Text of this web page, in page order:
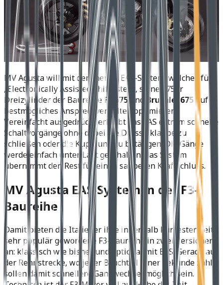
MV Agusta will mit dem neuen EAS-System, welches für
„Electronically Assisted Shift“ steht, seine 675er
Dreizylinder der Baureihe F3 675und Brutale 675auf
bestmögliches Ansprechverhalten optimieren.
Vereinfacht ausgedrückt erlaubt das EAS extrem schnelle
Schaltvorgänge ohne dabei die Drosselklappe zu
schließen oder die Kupplung zu betätigen. Die Gänge
werde einfach unter Last geschalten, das System
übernimmt den Rest für einen sauberen Kraftschluss.
MV Agusta EAS-System in der F3-
Baureihe
Damit bieten die Italiener ihre innerhalb kürzester Zeit
sehr populär gewordene F3-Baureihe in zwei Versionen
an: klassisch wie bisher und optional mit EAS. Gerade auf
der Rennstrecke, wo jeder Bruchteil einer Sekunde zählt,
sollen damit schnellere Gangwechsel möglich sein.